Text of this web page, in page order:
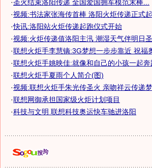
·圣火结束洛阳传递 全国爱国拥军模范末棒...
·视频:书法家张海传首棒 洛阳火炬传递正式
·快讯:洛阳站火炬传递起跑仪式开始
·视频:火炬传递值洛阳主汛 潮湿天气伴明日
·联想火炬手李慧镝:3G梦想一步步靠近 祝福
·联想火炬手姚映佳:就像和自己的小孩一起奔
·联想火炬手夏雨个人简介(图)
·视频:联想火炬手朱光传圣火 亲吻祥云传递
·联想网御承担国家级火炬计划项目
·科技与文明 联想科技奥运快车驰进洛阳